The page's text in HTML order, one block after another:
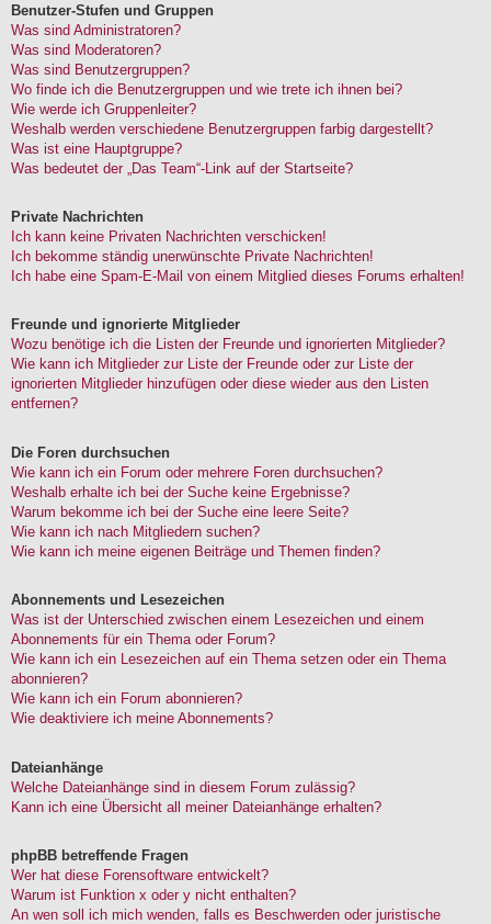
Benutzer-Stufen und Gruppen
Was sind Administratoren?
Was sind Moderatoren?
Was sind Benutzergruppen?
Wo finde ich die Benutzergruppen und wie trete ich ihnen bei?
Wie werde ich Gruppenleiter?
Weshalb werden verschiedene Benutzergruppen farbig dargestellt?
Was ist eine Hauptgruppe?
Was bedeutet der „Das Team“-Link auf der Startseite?
Private Nachrichten
Ich kann keine Privaten Nachrichten verschicken!
Ich bekomme ständig unerwünschte Private Nachrichten!
Ich habe eine Spam-E-Mail von einem Mitglied dieses Forums erhalten!
Freunde und ignorierte Mitglieder
Wozu benötige ich die Listen der Freunde und ignorierten Mitglieder?
Wie kann ich Mitglieder zur Liste der Freunde oder zur Liste der
ignorierten Mitglieder hinzufügen oder diese wieder aus den Listen
entfernen?
Die Foren durchsuchen
Wie kann ich ein Forum oder mehrere Foren durchsuchen?
Weshalb erhalte ich bei der Suche keine Ergebnisse?
Warum bekomme ich bei der Suche eine leere Seite?
Wie kann ich nach Mitgliedern suchen?
Wie kann ich meine eigenen Beiträge und Themen finden?
Abonnements und Lesezeichen
Was ist der Unterschied zwischen einem Lesezeichen und einem
Abonnements für ein Thema oder Forum?
Wie kann ich ein Lesezeichen auf ein Thema setzen oder ein Thema
abonnieren?
Wie kann ich ein Forum abonnieren?
Wie deaktiviere ich meine Abonnements?
Dateianhänge
Welche Dateianhänge sind in diesem Forum zulässig?
Kann ich eine Übersicht all meiner Dateianhänge erhalten?
phpBB betreffende Fragen
Wer hat diese Forensoftware entwickelt?
Warum ist Funktion x oder y nicht enthalten?
An wen soll ich mich wenden, falls es Beschwerden oder juristische